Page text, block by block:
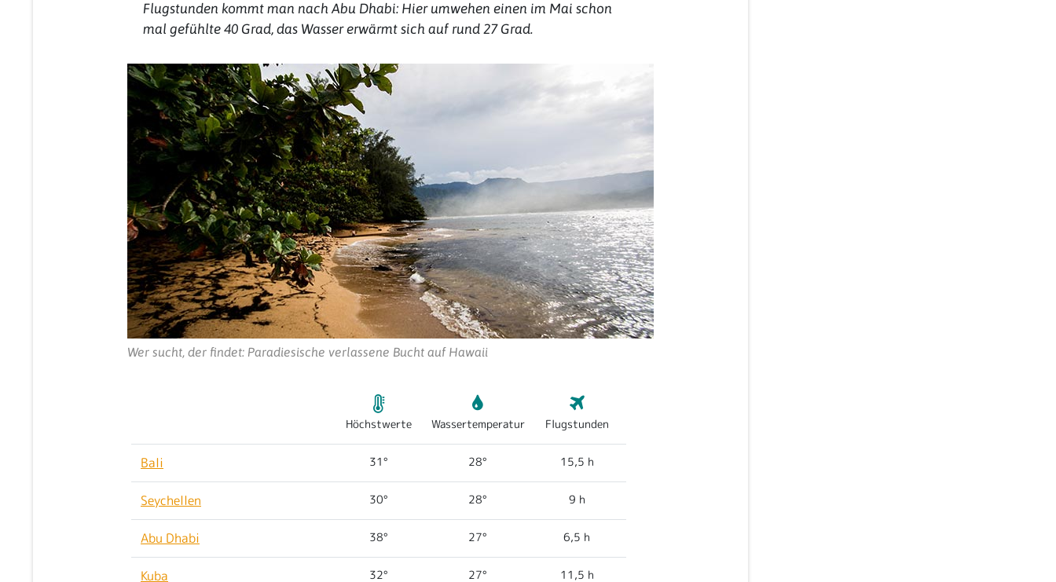
Flugstunden kommt man nach Abu Dhabi: Hier umwehen einen im Mai schon
mal gefühlte 40 Grad, das Wasser erwärmt sich auf rund 27 Grad.
Wer sucht, der findet: Paradiesische verlassene Bucht auf Hawaii
Höchstwerte Wassertemperatur Flugstunden
Bali 31° 28° 15,5 h
Seychellen 30° 28° 9 h
Abu Dhabi 38° 27° 6,5 h
Kuba 32° 27° 11,5 h